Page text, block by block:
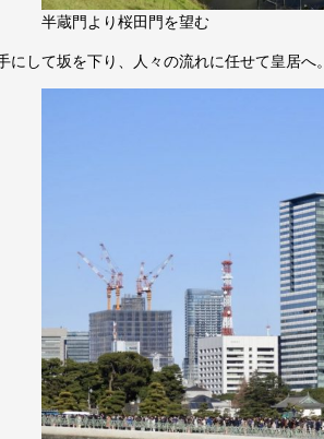
半蔵門より桜田門を望む
にして坂を下り、人々の流れに任せて皇居へ。